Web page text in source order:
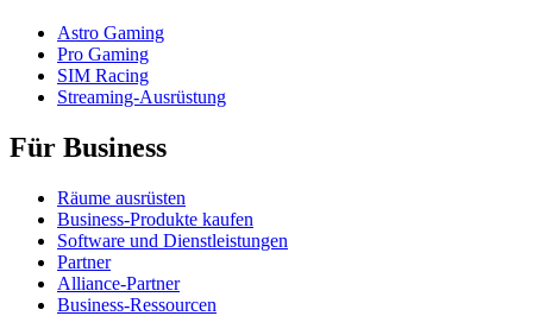
Astro Gaming
Pro Gaming
SIM Racing
Streaming-Ausrüstung
Für Business
Räume ausrüsten
Business-Produkte kaufen
Software und Dienstleistungen
Partner
Alliance-Partner
Business-Ressourcen